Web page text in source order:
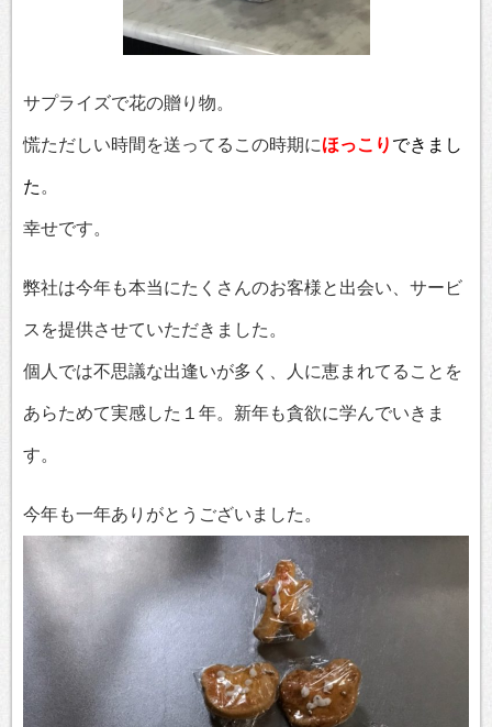
サプライズで花の贈り物。
慌ただしい時間を送ってるこの時期にほっこり できまし
た 。
幸せです。
弊社は今年も本当にたくさんのお客様と出会い、サービ
スを提供させていただきました。
個人では不思議な出逢いが多く、人に恵まれてることを
あらためて実感した１年。新年も貪欲に学んでいきま
す。
今年も一年ありがとうございました。